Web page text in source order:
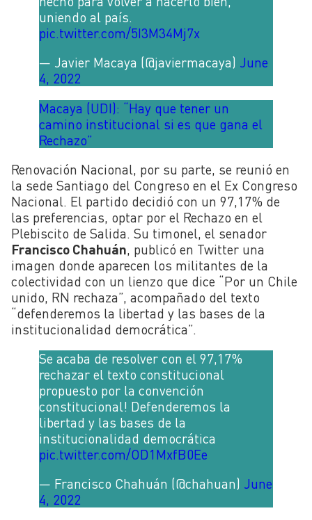
uniendo al país.
pic.twitter.com/5I3M34Mj7x
— Javier Macaya (@javiermacaya) June
4, 2022
Macaya (UDI): “Hay que tener un
camino institucional si es que gana el
Rechazo”
Renovación Nacional, por su parte, se reunió en
la sede Santiago del Congreso en el Ex Congreso
Nacional. El partido decidió con un 97,17% de
las preferencias, optar por el Rechazo en el
Plebiscito de Salida. Su timonel, el senador
Francisco Chahuán, publicó en Twitter una
imagen donde aparecen los militantes de la
colectividad con un lienzo que dice “Por un Chile
unido, RN rechaza”, acompañado del texto
“defenderemos la libertad y las bases de la
institucionalidad democrática”.
Se acaba de resolver con el 97,17%
rechazar el texto constitucional
propuesto por la convención
constitucional! Defenderemos la
libertad y las bases de la
institucionalidad democrática
pic.twitter.com/OD1MxfB0Ee
— Francisco Chahuán (@chahuan) June
4, 2022